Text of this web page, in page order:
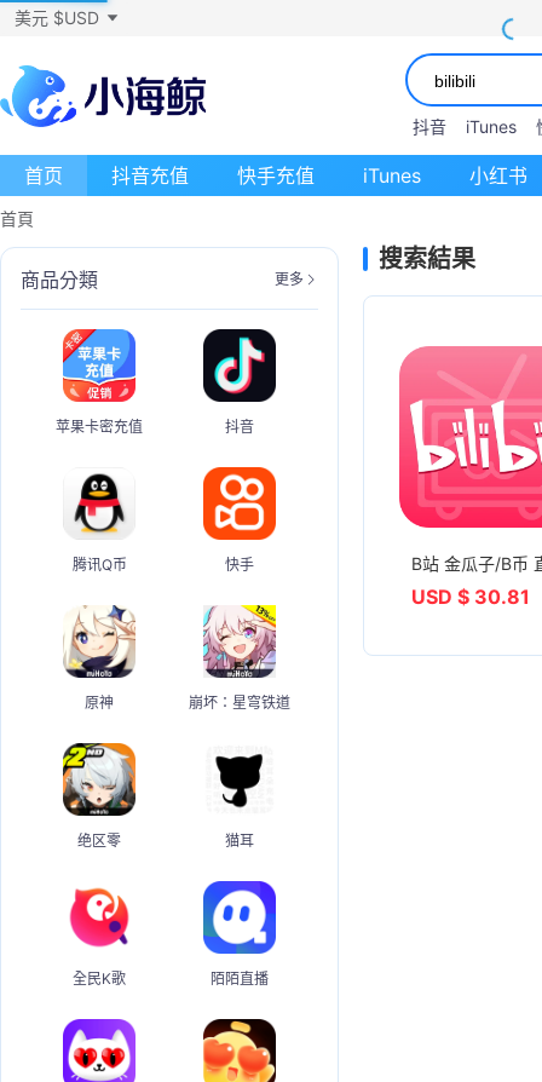
美元 $USD
抖音 iTunes
首页 抖音充值 快手充值 iTunes 小红书
首頁
商品分類 更多
苹果卡密充值 抖音
腾讯Q币 快手
原神 崩坏：星穹铁道
绝区零 猫耳
全民K歌 陌陌直播
搜索結果
B站 金瓜子/B币
USD $ 30.81